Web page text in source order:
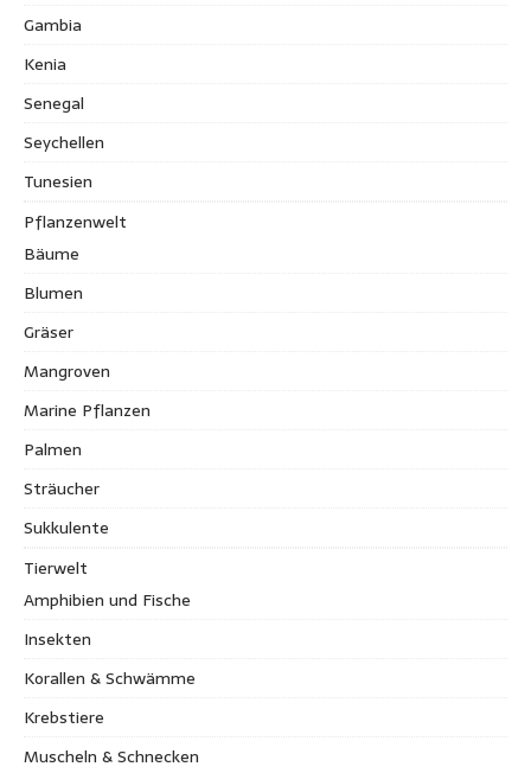
Gambia
Kenia
Senegal
Seychellen
Tunesien
Pflanzenwelt
Bäume
Blumen
Gräser
Mangroven
Marine Pflanzen
Palmen
Sträucher
Sukkulente
Tierwelt
Amphibien und Fische
Insekten
Korallen & Schwämme
Krebstiere
Muscheln & Schnecken